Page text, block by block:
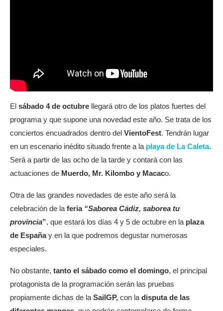
El sábado 4 de octubre llegará otro de los platos fuertes del
programa y que supone una novedad este año. Se trata de los
conciertos encuadrados dentro del VientoFest. Tendrán lugar
en un escenario inédito situado frente a la playa de La Caleta.
Será a partir de las ocho de la tarde y contará con las
actuaciones de Muerdo, Mr. Kilombo y Macaco.
Otra de las grandes novedades de este año será la
celebración de la feria “Saborea Cádiz, saborea tu
provincia”, que estará los días 4 y 5 de octubre en la plaza
de Españay en la que podremos degustar numerosas
especiales.
No obstante, tanto el sábado como el domingo, el principal
protagonista de la programación serán las pruebas
propiamente dichas de la SailGP, con la disputa de las